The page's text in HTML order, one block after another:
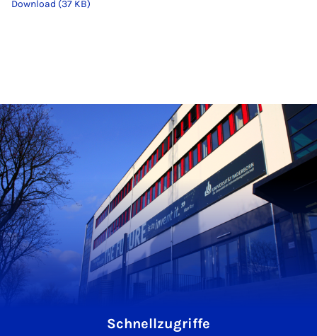
Download (37 KB)
Schnellzugriffe